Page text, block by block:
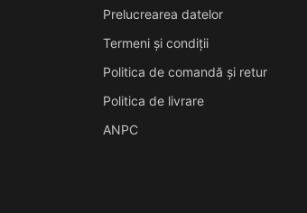
Prelucrearea datelor
Termeni și condiții
Politica de comandă și retur
Politica de livrare
ANPC